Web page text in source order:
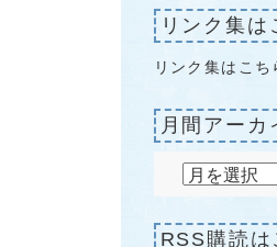
リンク集は
リンク集はこち
月間アーカ
RSS購読は